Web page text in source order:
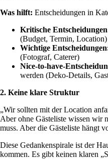
Was hilft: Entscheidungen in
Kritische
(Budget, Termin, Location)
Wichtige
(Fotograf, Caterer)
Nice-to-have-
werden (Deko-Details,
2. Keine klare Struktur
„Wir sollten mit der Location
Aber ohne Gästeliste wissen wir
muss. Aber die Gästeliste hängt
Diese Gedankenspirale ist der
kommen. Es gibt keinen klaren